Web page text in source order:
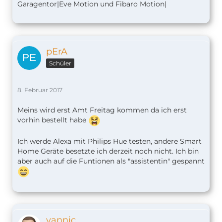
Garagentor|Eve Motion und Fibaro Motion|
pErA
Schüler
8. Februar 2017
Meins wird erst Amt Freitag kommen da ich erst
vorhin bestellt habe
Ich werde Alexa mit Philips Hue testen, andere Smart
Home Geräte besetzte ich derzeit noch nicht. Ich bin
aber auch auf die Funtionen als "assistentin" gespannt